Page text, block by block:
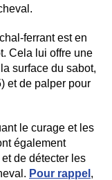
ferrant est en
Cela lui offre une
surface du sabot,
et de palper pour
le curage et les
également
de détecter les
Pour rappel ,